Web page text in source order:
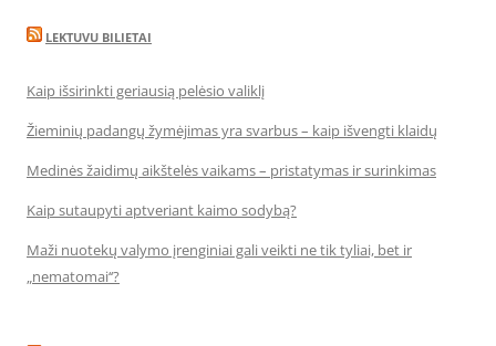
LEKTUVU BILIETAI
Kaip išsirinkti geriausią pelėsio valiklį
Žieminių padangų žymėjimas yra svarbus – kaip išvengti klaidų
Medinės žaidimų aikštelės vaikams – pristatymas ir surinkimas
Kaip sutaupyti aptveriant kaimo sodybą?
Maži nuotekų valymo įrenginiai gali veikti ne tik tyliai, bet ir
„nematomai‘‘?